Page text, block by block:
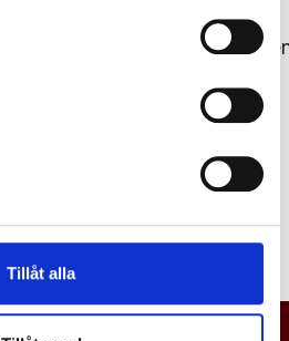
Tillåt alla
företagets